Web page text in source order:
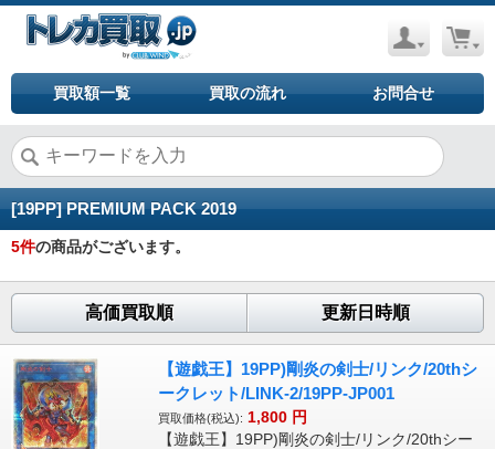
買取額一覧 買取の流れ お問合せ
[19PP] PREMIUM PACK 2019
5件の商品がございます。
高価買取順 更新日時順
【遊戯王】19PP)剛炎の剣士/リンク/20thシ
ークレット/LINK-2/19PP-JP001
買取価格(税込): 1,800 円
【遊戯王】19PP)剛炎の剣士/リンク/20thシー